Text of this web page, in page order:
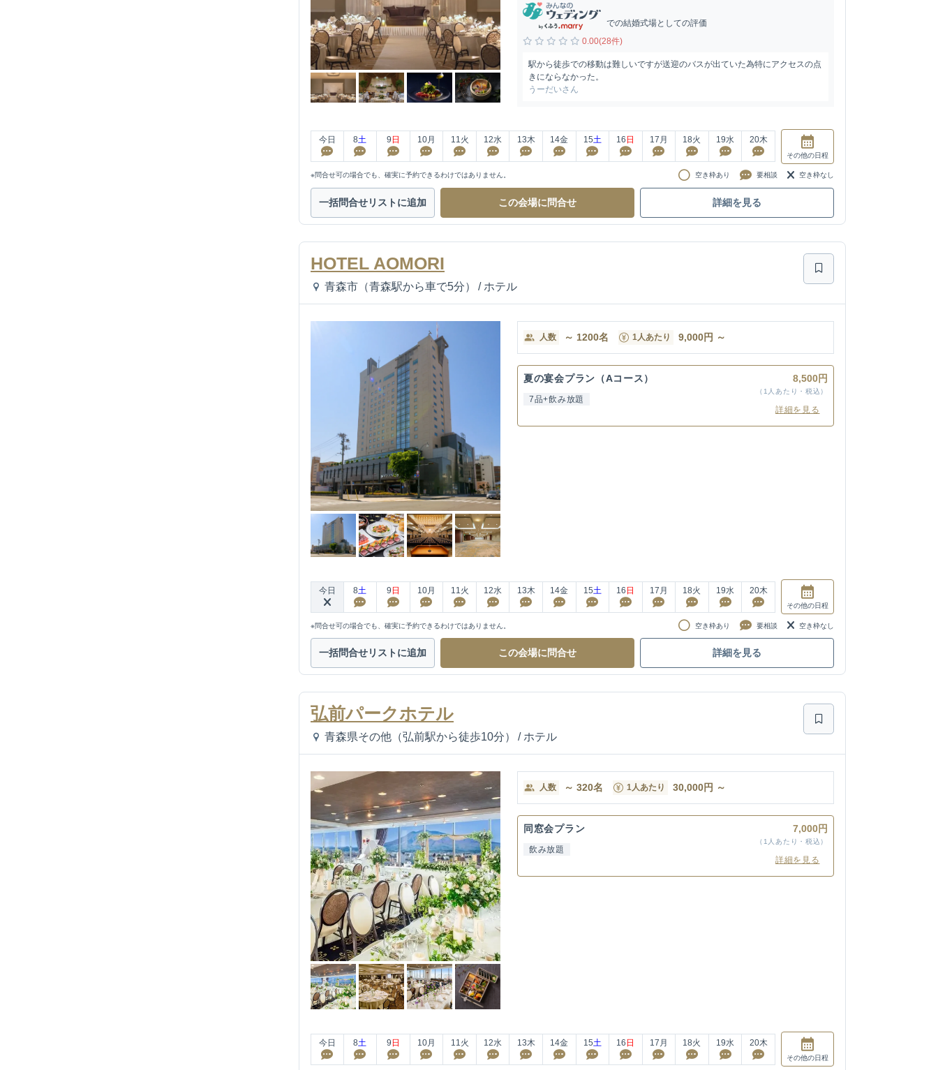
での結婚式場としての評価
0.00(28件)
駅から徒歩での移動は難しいですが送迎のバスが出ていた為特にアクセスの点
きにならなかった。
うーだいさん
今日 8土 9 日 10月 11火 12水 13木 14金 15土 16 日 17 月 18火 19水 20木
その他の日程
※問合せ可の場合でも、確実に予約できるわけではありません。 空き枠あり 要相談 空き枠なし
一括問合せリストに追加 この会場に問合せ 詳細を見る
HOTEL AOMORI
青森市（青森駅から車で5分） / ホテル
人数 ～ 1200名 1人あたり 9,000円 ～
夏の宴会プラン（Aコース）
7品+飲み放題
8,500円
（1人あたり・税込）
詳細を見る
今日 8土 9 日 10月 11火 12水 13木 14金 15土 16 日 17 月 18火 19水 20木
その他の日程
※問合せ可の場合でも、確実に予約できるわけではありません。 空き枠あり 要相談 空き枠なし
一括問合せリストに追加 この会場に問合せ 詳細を見る
弘前パークホテル
青森県その他（弘前駅から徒歩10分） / ホテル
人数 ～ 320名 1人あたり 30,000円 ～
同窓会プラン
飲み放題
7,000円
（1人あたり・税込）
詳細を見る
今日 8土 9 日 10月 11火 12水 13木 14金 15土 16 日 17 月 18火 19水 20木
その他の日程